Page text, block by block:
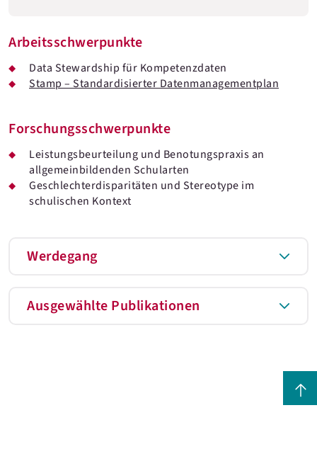
Arbeitsschwerpunkte
Data Stewardship für Kompetenzdaten
Stamp – Standardisierter Datenmanagementplan
Forschungsschwerpunkte
Leistungsbeurteilung und Benotungspraxis an
allgemeinbildenden Schularten
Geschlechterdisparitäten und Stereotype im
schulischen Kontext
Werdegang
Ausgewählte Publikationen